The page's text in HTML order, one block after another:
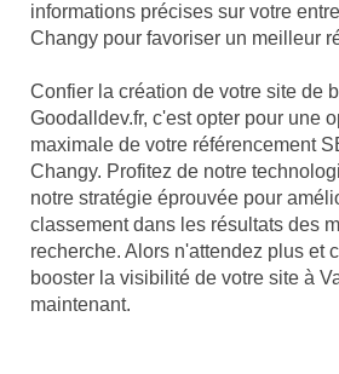
informations précises sur votre
Changy pour favoriser un meilleur
Confier la création de votre site de
Goodalldev.fr, c'est opter pour une
maximale de votre référencement
Changy. Profitez de notre
notre stratégie éprouvée pour
classement dans les résultats des
recherche. Alors n'attendez plus et
booster la visibilité de votre site à
maintenant.